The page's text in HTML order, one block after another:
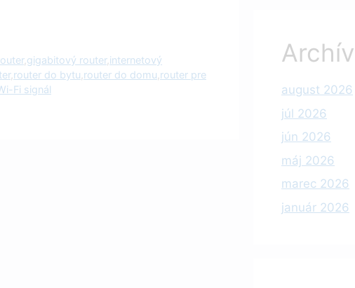
, gigabitový router, internetový
, router do bytu router do domu router pre
Fi signál
Archív
august 2026
júl 2026
jún 2026
máj 2026
marec 2026
január 2026